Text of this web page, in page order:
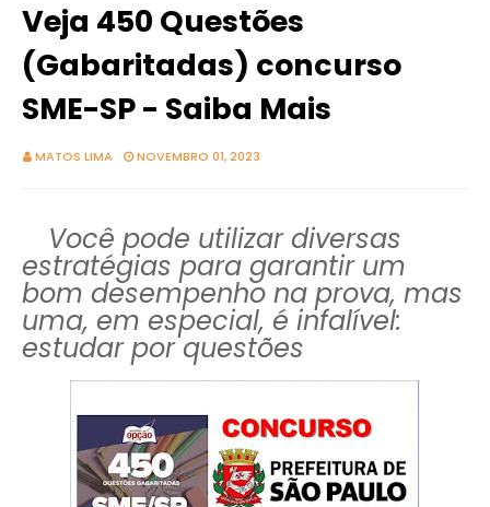
Veja 450 Questões
(Gabaritadas) concurso
SME-SP - Saiba Mais
MATOS LIMA NOVEMBRO 01, 2023
Você pode utilizar diversas
estratégias para garantir um
bom desempenho na prova, mas
uma, em especial, é infalível:
estudar por questões